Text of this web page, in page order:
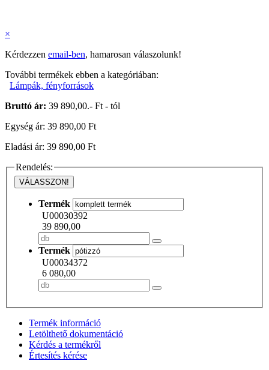
×
Kérdezzen email-ben, hamarosan válaszolunk!
További termékek ebben a kategóriában:
Lámpák, fényforrások
Bruttó ár: 39 890,00.- Ft - tól
Egység ár: 39 890,00 Ft
Eladási ár: 39 890,00 Ft
Rendelés:
VÁLASSZON!
Termék
U00030392
39 890,00
Termék
U00034372
6 080,00
Termék információ
Letölthető dokumentáció
Kérdés a termékről
Értesítés kérése